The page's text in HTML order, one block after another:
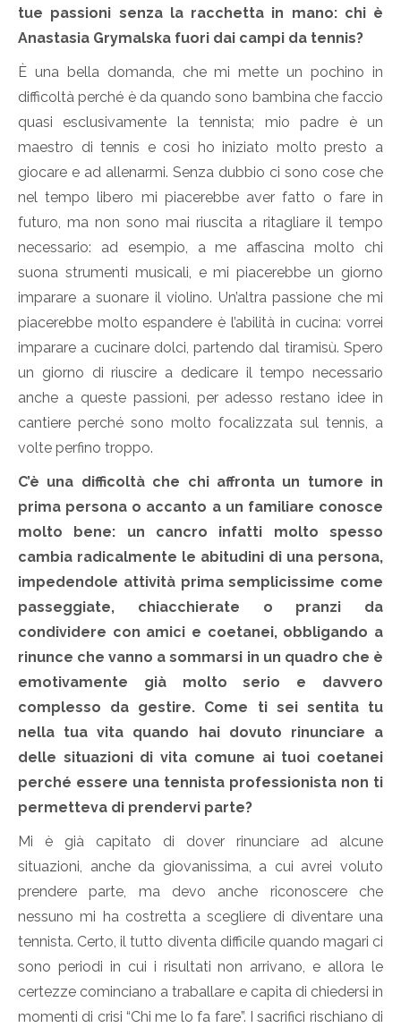
tue passioni senza la racchetta in mano: chi è
Anastasia Grymalska fuori dai campi da tennis?
È una bella domanda, che mi mette un pochino in
difficoltà perché è da quando sono bambina che faccio
quasi esclusivamente la tennista; mio padre è un
maestro di tennis e così ho iniziato molto presto a
giocare e ad allenarmi. Senza dubbio ci sono cose che
nel tempo libero mi piacerebbe aver fatto o fare in
futuro, ma non sono mai riuscita a ritagliare il tempo
necessario: ad esempio, a me affascina molto chi
suona strumenti musicali, e mi piacerebbe un giorno
imparare a suonare il violino. Un’altra passione che mi
piacerebbe molto espandere è l’abilità in cucina: vorrei
imparare a cucinare dolci, partendo dal tiramisù. Spero
un giorno di riuscire a dedicare il tempo necessario
anche a queste passioni, per adesso restano idee in
cantiere perché sono molto focalizzata sul tennis, a
volte perfino troppo.
C’è una difficoltà che chi affronta un tumore in
prima persona o accanto a un familiare conosce
molto bene: un cancro infatti molto spesso
cambia radicalmente le abitudini di una persona,
impedendole attività prima semplicissime come
passeggiate, chiacchierate o pranzi da
condividere con amici e coetanei, obbligando a
rinunce che vanno a sommarsi in un quadro che è
emotivamente già molto serio e davvero
complesso da gestire. Come ti sei sentita tu
nella tua vita quando hai dovuto rinunciare a
delle situazioni di vita comune ai tuoi coetanei
perché essere una tennista professionista non ti
permetteva di prendervi parte?
Mi è già capitato di dover rinunciare ad alcune
situazioni, anche da giovanissima, a cui avrei voluto
prendere parte, ma devo anche riconoscere che
nessuno mi ha costretta a scegliere di diventare una
tennista. Certo, il tutto diventa difficile quando magari ci
sono periodi in cui i risultati non arrivano, e allora le
certezze cominciano a traballare e capita di chiedersi in
momenti di crisi “Chi me lo fa fare”. I sacrifici rischiano di